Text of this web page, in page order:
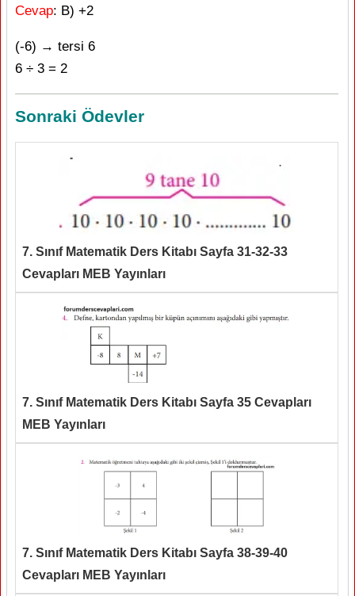
Cevap: B) +2
(-6) → tersi 6
6 ÷ 3 = 2
Sonraki Ödevler
7. Sınıf Matematik Ders Kitabı Sayfa 31-32-33
Cevapları MEB Yayınları
7. Sınıf Matematik Ders Kitabı Sayfa 35 Cevapları
MEB Yayınları
7. Sınıf Matematik Ders Kitabı Sayfa 38-39-40
Cevapları MEB Yayınları